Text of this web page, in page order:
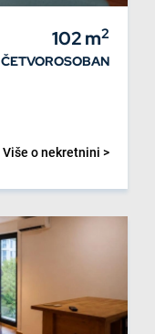
102m2
ČETVOROSOBAN
Više o nekretnini >